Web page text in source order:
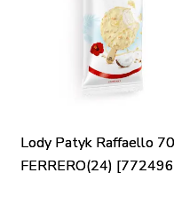
Lody Patyk Raffaello
FERRERO(24)